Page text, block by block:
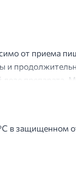
от приема
и
препарата.
доза
в защищенном